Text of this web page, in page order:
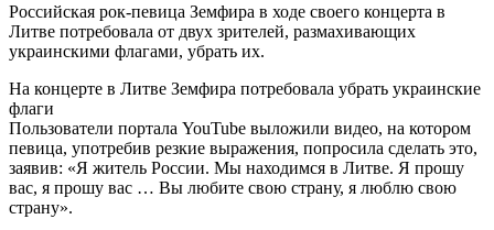
Российская рок-певица Земфира в ходе своего концерта в
Литве потребовала от двух зрителей, размахивающих
украинскими флагами, убрать их.
На концерте в Литве Земфира потребовала убрать украинские
флаги
Пользователи портала YouTube выложили видео, на котором
певица, употребив резкие выражения, попросила сделать это,
заявив: «Я житель России. Мы находимся в Литве. Я прошу
вас, я прошу вас … Вы любите свою страну, я люблю свою
страну».